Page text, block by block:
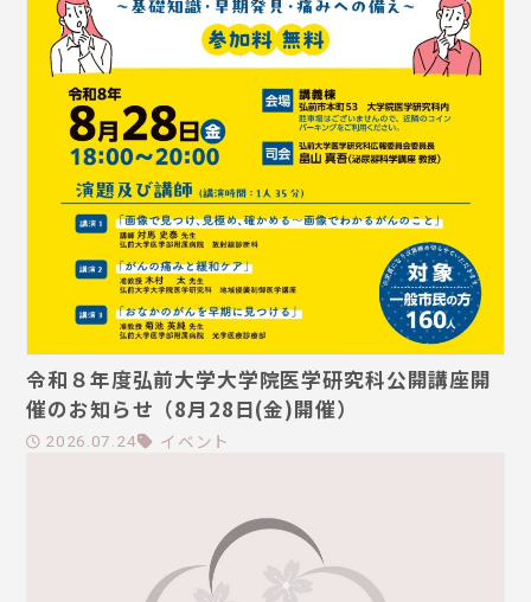
令和８年度弘前大学大学院医学研究科公開講座開
催のお知らせ（8月28日(金)開催）
2026.07.24 イベント